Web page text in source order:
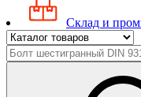
Склад и